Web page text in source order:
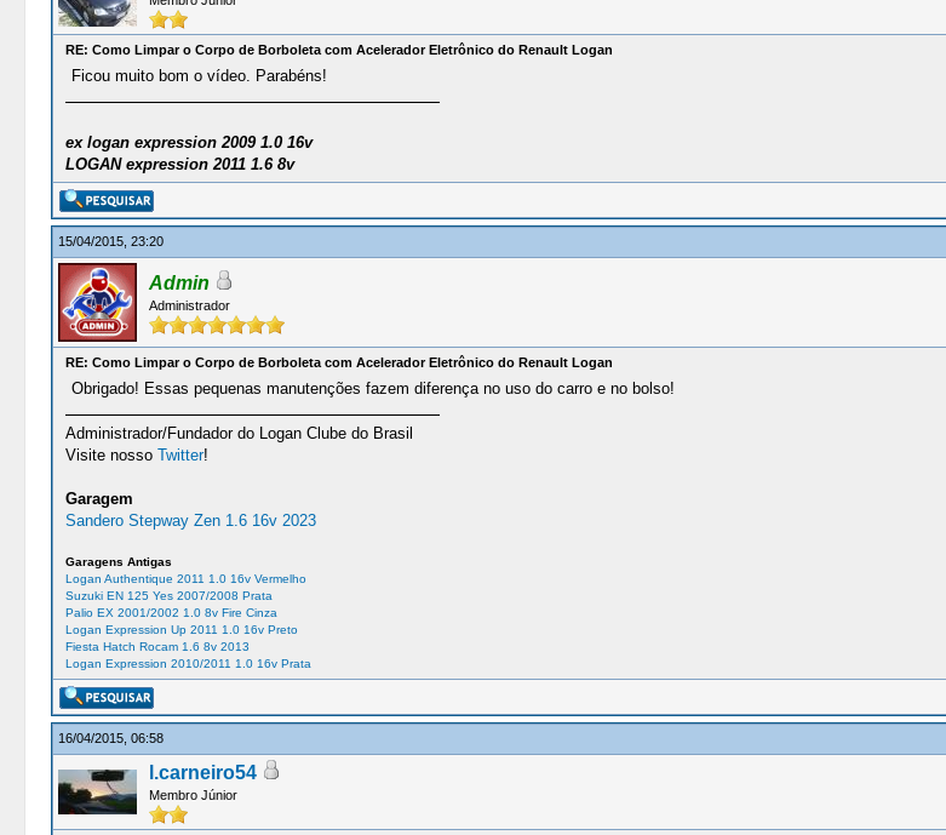
RE: Como Limpar o Corpo de Borboleta com Acelerador Eletrônico do Renault Logan
Ficou muito bom o vídeo. Parabéns!
ex logan expression 2009 1.0 16v
LOGAN expression 2011 1.6 8v
15/04/2015, 23:20
Admin
Administrador
RE: Como Limpar o Corpo de Borboleta com Acelerador Eletrônico do Renault Logan
Obrigado! Essas pequenas manutenções fazem diferença no uso do carro e no bolso!
Administrador/Fundador do Logan Clube do Brasil
Visite nosso Twitter!
Garagem
Sandero Stepway Zen 1.6 16v 2023
Garagens Antigas
Logan Authentique 2011 1.0 16v Vermelho
Suzuki EN 125 Yes 2007/2008 Prata
Palio EX 2001/2002 1.0 8v Fire Cinza
Logan Expression Up 2011 1.0 16v Preto
Fiesta Hatch Rocam 1.6 8v 2013
Logan Expression 2010/2011 1.0 16v Prata
16/04/2015, 06:58
l.carneiro54
Membro Júnior